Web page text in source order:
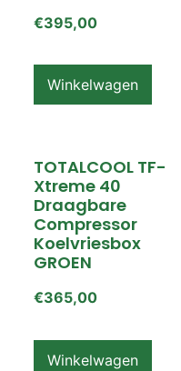
€395,00
Winkelwagen
TOTALCOOL TF-
Xtreme 40
Draagbare
Compressor
Koelvriesbox
GROEN
€365,00
Winkelwagen